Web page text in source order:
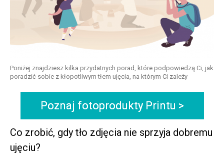
Poniżej znajdziesz kilka przydatnych porad, które podpowiedzą Ci, jak
poradzić sobie z kłopotliwym tłem ujęcia, na którym Ci zależy
Poznaj fotoprodukty Printu >
Co zrobić, gdy tło zdjęcia nie sprzyja dobremu
ujęciu?